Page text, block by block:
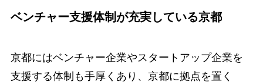
ベンチャー支援体制が充実している京都
京都にはベンチャー企業やスタートアップ企業を
支援する体制も手厚くあり、京都に拠点を置く